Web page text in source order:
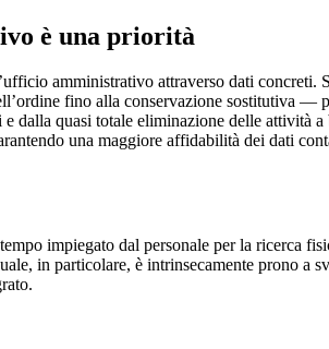
è una priorità
amministrativo attraverso dati
fino alla conservazione sostitutiva —
dalla quasi totale eliminazione delle attività
una maggiore affidabilità dei dati
impiegato dal personale per la ricerca
in particolare, è intrinsecamente prono a